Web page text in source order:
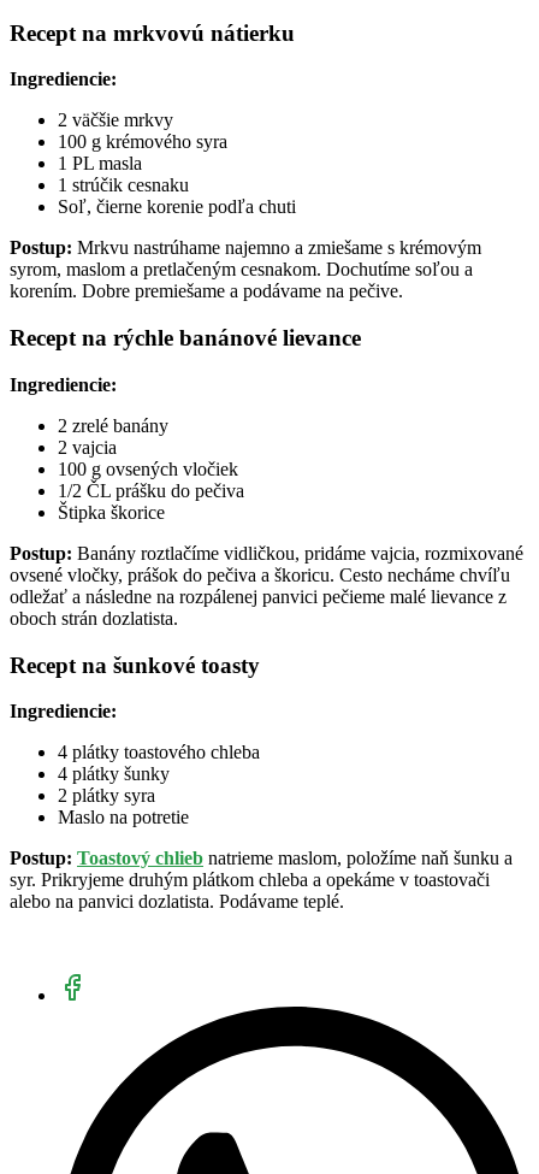
Recept na mrkvovú nátierku
Ingrediencie:
2 väčšie mrkvy
100 g krémového syra
1 PL masla
1 strúčik cesnaku
Soľ, čierne korenie podľa chuti
Postup: Mrkvu nastrúhame najemno a zmiešame s krémovým
syrom, maslom a pretlačeným cesnakom. Dochutíme soľou a
korením. Dobre premiešame a podávame na pečive.
Recept na rýchle banánové lievance
Ingrediencie:
2 zrelé banány
2 vajcia
100 g ovsených vločiek
1/2 ČL prášku do pečiva
Štipka škorice
Postup: Banány roztlačíme vidličkou, pridáme vajcia, rozmixované
ovsené vločky, prášok do pečiva a škoricu. Cesto necháme chvíľu
odležať a následne na rozpálenej panvici pečieme malé lievance z
oboch strán dozlatista.
Recept na šunkové toasty
Ingrediencie:
4 plátky toastového chleba
4 plátky šunky
2 plátky syra
Maslo na potretie
Postup: Toastový chlieb natrieme maslom, položíme naň šunku a
syr. Prikryjeme druhým plátkom chleba a opekáme v toastovači
alebo na panvici dozlatista. Podávame teplé.